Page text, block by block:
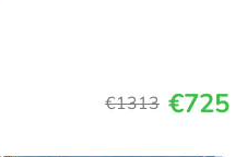
€1313 €725